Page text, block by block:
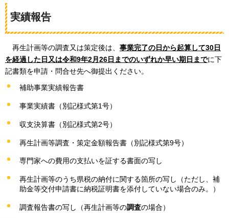
実績報告
再生計画等の調査又は策定後は、 事業完了の日から起算して30日
を経過した日又は令和9年2月26日までのいずれか早い期日までに下
記書類を申請・問合せ先へ御提出ください。
補助事業実績報告書
事業実績書（別記様式第1号）
収支決算書（別記様式第2号）
再生計画等調査・策定金額報告書（別記様式第9号）
専門家への費用の支払いを証する書面の写し
再生計画等のうち県税の納付に関する箇所の写し（ただし、補
助金等交付申請書に納税証明書を添付していない場合のみ。）
調査報告書の写し（再生計画等の調査の場合）